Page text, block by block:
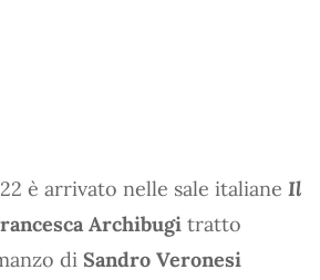
è arrivato nelle sale italiane Il
Archibugi tratto
di Sandro Veronesi